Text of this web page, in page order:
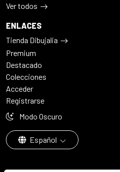
Ver todos
ENLACES
Tienda Dibujalia
Premium
Destacado
Colecciones
Acceder
Registrarse
Modo Oscuro
Español